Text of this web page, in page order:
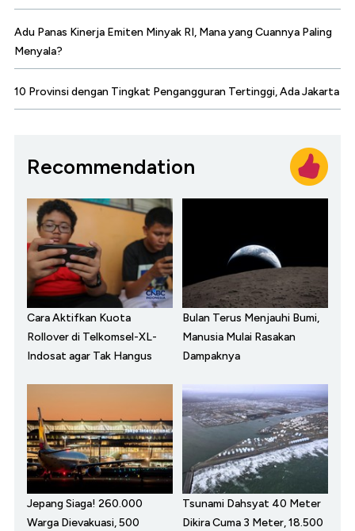
Adu Panas Kinerja Emiten Minyak RI, Mana yang Cuannya Paling
Menyala?
10 Provinsi dengan Tingkat Pengangguran Tertinggi, Ada Jakarta
Recommendation
Cara Aktifkan Kuota
Rollover di Telkomsel-XL-
Indosat agar Tak Hangus
Bulan Terus Menjauhi Bumi,
Manusia Mulai Rasakan
Dampaknya
Jepang Siaga! 260.000
Warga Dievakuasi, 500
Tsunami Dahsyat 40 Meter
Dikira Cuma 3 Meter, 18.500